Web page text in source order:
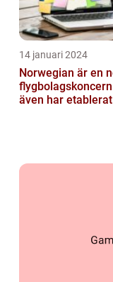
14 januari 2024
Norwegian är en
även har